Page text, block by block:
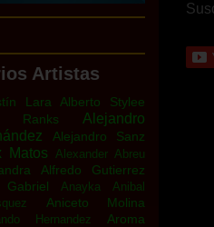
Artistas
Lara
Alberto Stylee
Ranks
Alejandro
Alejandro Sanz
Matos Alexander Abreu
Alfredo Gutierrez
Anayka
Anibal
Aniceto Molina
Hernandez Aroma